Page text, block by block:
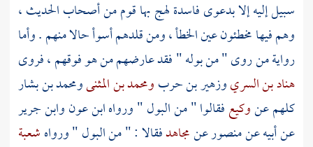
سبيل إليه إلا بدعوى فاسدة لهج بها قوم من أصحاب الحديث ،
وهم فيها مخطئون عين الخطأ ، ومن قلدهم أسوأ حالا منهم . وأما
رواية من روى " من بوله " فقد عارضهم من هو فوقهم ، فروى
هناد بن السريوزهير بن حربومحمد بن المثنىومحمد بن بشار
كلهم عنوكيعفقالوا " من البول " ورواهابن عونوابن جرير
عن أبيه عنمنصورعنمجاهدفقالا : " من البول " ورواهشعبة